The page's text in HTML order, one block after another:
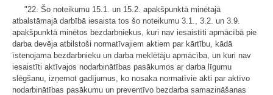
"22. Šo noteikumu 15.1. un 15.2. apakšpunktā minētajā
atbalstāmajā darbībā iesaista tos šo noteikumu 3.1., 3.2. un 3.9.
apakšpunktā minētos bezdarbniekus, kuri nav iesaistīti apmācībā pie
darba devēja atbilstoši normatīvajiem aktiem par kārtību, kādā
īstenojama bezdarbnieku un darba meklētāju apmācība, un kuri nav
iesaistīti aktīvajos nodarbinātības pasākumos ar darba līgumu
slēgšanu, izņemot gadījumus, ko nosaka normatīvie akti par aktīvo
nodarbinātības pasākumu un preventīvo bezdarba samazināšanas